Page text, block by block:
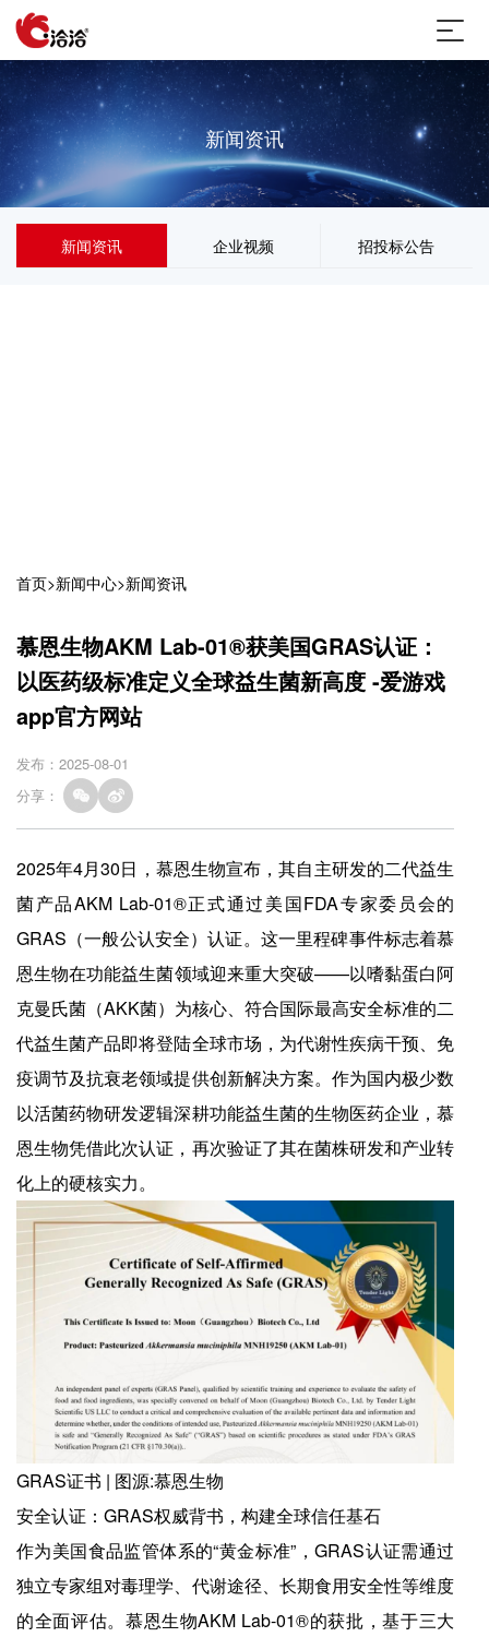
新闻资讯
新闻资讯 企业视频 招投标公告
首页>新闻中心>新闻资讯
慕恩生物AKM Lab-01®获美国GRAS认证：
以医药级标准定义全球益生菌新高度 -爱游戏
app官方网站
发布：2025-08-01
分享：
2025年4月30日，慕恩生物宣布，其自主研发的二代益生
菌产品AKM Lab-01®正式通过美国FDA专家委员会的
GRAS（一般公认安全）认证。这一里程碑事件标志着慕
恩生物在功能益生菌领域迎来重大突破——以嗜黏蛋白阿
克曼氏菌（AKK菌）为核心、符合国际最高安全标准的二
代益生菌产品即将登陆全球市场，为代谢性疾病干预、免
疫调节及抗衰老领域提供创新解决方案。作为国内极少数
以活菌药物研发逻辑深耕功能益生菌的生物医药企业，慕
恩生物凭借此次认证，再次验证了其在菌株研发和产业转
化上的硬核实力。
GRAS证书 | 图源:慕恩生物
安全认证：GRAS权威背书，构建全球信任基石
作为美国食品监管体系的“黄金标准”，GRAS认证需通过
独立专家组对毒理学、代谢途径、长期食用安全性等维度
的全面评估。慕恩生物AKM Lab-01®的获批，基于三大